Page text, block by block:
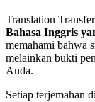
Translation
Bahasa Inggris
memahami bahwa
melainkan bukti
Anda.
Setiap terjemahan